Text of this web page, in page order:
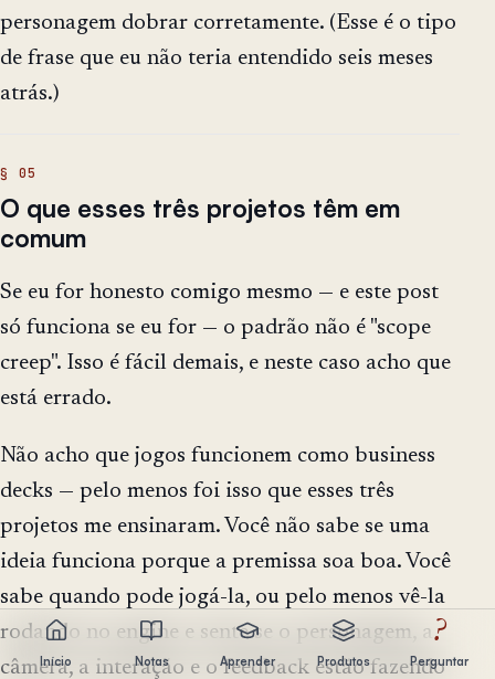
personagem dobrar corretamente. (Esse é o tipo
de frase que eu não teria entendido seis meses
atrás.)
O que esses três projetos têm em
comum
Se eu for honesto comigo mesmo — e este post
só funciona se eu for — o padrão não é "scope
creep". Isso é fácil demais, e neste caso acho que
está errado.
Não acho que jogos funcionem como business
decks — pelo menos foi isso que esses três
projetos me ensinaram. Você não sabe se uma
ideia funciona porque a premissa soa boa. Você
sabe quando pode jogá-la, ou pelo menos vê-la
rodando no engine e sente se o personagem, a
câmera, a interação e o feedback estão fazendo
Início Notas Aprender Produtos
?
Perguntar